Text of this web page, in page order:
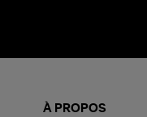
À PROPOS